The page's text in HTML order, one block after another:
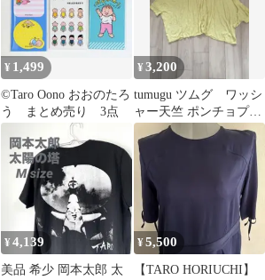
¥ 1,499
©Taro Oono おおのたろ
う まとめ売り 3点
¥3,200
tumugu ツムグ ワッシ
ャー天竺 ポンチョプル
オーバー イエロー
¥4,139
美品 希少 岡本太郎 太
¥5,500
【TARO HORIUCHI】